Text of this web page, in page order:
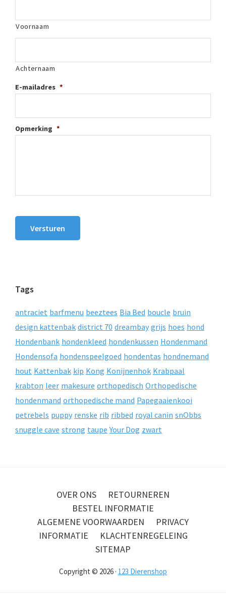
Voornaam
Achternaam
E-mailadres *
Opmerking *
Versturen
Tags
antraciet barfmenu beeztees Bia Bed boucle bruin
design kattenbak district 70 dreambay grijs hoes hond
Hondenbank hondenkleed hondenkussen Hondenmand
Hondensofa hondenspeelgoed hondentas hondnemand
hout Kattenbak kip Kong Konijnenhok Krabpaal
krabton leer makesure orthopedisch Orthopedische
hondenmand orthopedische mand Papegaaienkooi
petrebels puppy renske rib ribbed royal canin snObbs
snuggle cave strong taupe Your Dog zwart
OVER ONS
RETOURNEREN
BESTEL INFORMATIE
ALGEMENE VOORWAARDEN
PRIVACY
INFORMATIE
KLACHTENREGELEING
SITEMAP
Copyright © 2026 · 123 Dierenshop